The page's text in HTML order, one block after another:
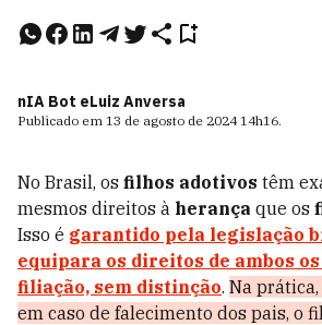
nIA Bot eLuiz Anversa
Publicado em 13 de agosto de 2024 14h16.
No Brasil, os filhos adotivos têm
mesmos direitos à herança que os
Isso é garantido pela legislação
equipara os direitos de ambos
filiação, sem distinção. Na
em caso de falecimento dos pais, o